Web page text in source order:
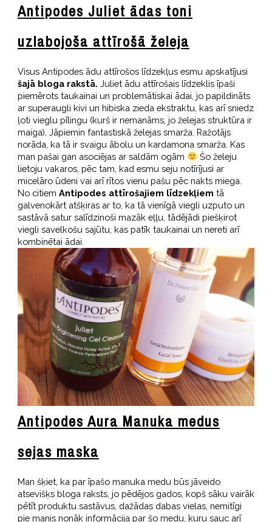
Antipodes Juliet ādas toni
uzlabojoša attīrošā želeja
Visus Antipodes ādu attīrošos līdzekļus esmu apskatījusi
šajā bloga rakstā. Juliet ādu attīrošais līdzeklis īpaši
piemērots taukainai un problemātiskai ādai, jo papildināts
ar superaugli kivi un hibiska zieda ekstraktu, kas arī sniedz
ļoti vieglu pīlingu (kurš ir nemanāms, jo želejas struktūra ir
maiga). Jāpiemin fantastiskā želejas smarža. Ražotājs
norāda, ka tā ir svaigu ābolu un kardamona smarža. Kas
man pašai gan asociējas ar saldām ogām
Šo želeju
lietoju vakaros, pēc tam, kad esmu seju notīrījusi ar
micelāro ūdeni vai arī rītos vienu pašu pēc nakts miega.
No citiem Antipodes attīrošajiem līdzekļiem tā
galvenokārt atšķiras ar to, ka tā vienīgā viegli uzputo un
sastāvā satur salīdzinoši mazāk eļļu, tādējādi piešķirot
viegli savelkošu sajūtu, kas patīk taukainai un nereti arī
kombinētai ādai.
Antipodes Aura Manuka medus
sejas maska
Man šķiet, ka par īpašo manuka medu būs jāveido
atsevišķs bloga raksts, jo pēdējos gados, kopš sāku vairāk
pētīt produktu sastāvus, dažādas dabas vielas, nemitīgi
pie manis nonāk informācija par šo medu, kuru sauc arī